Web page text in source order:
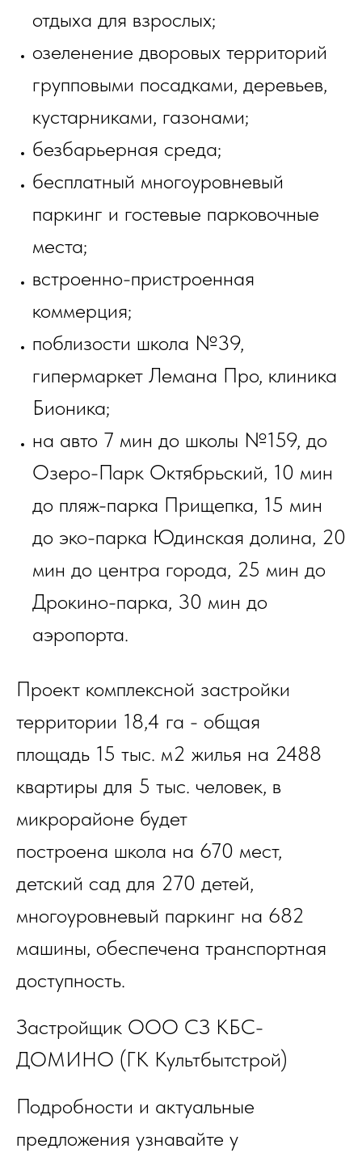
отдыха для взрослых;
озеленение дворовых территорий
групповыми посадками, деревьев,
кустарниками, газонами;
безбарьерная среда;
бесплатный многоуровневый
паркинг и гостевые парковочные
места;
встроенно-пристроенная
коммерция;
поблизости школа №39,
гипермаркет Лемана Про, клиника
Бионика;
на авто 7 мин до школы №159, до
Озеро-Парк Октябрьский, 10 мин
до пляж-парка Прищепка, 15 мин
до эко-парка Юдинская долина, 20
мин до центра города, 25 мин до
Дрокино-парка, 30 мин до
аэропорта.
Проект комплексной застройки
территории 18,4 га - общая
площадь 15 тыс. м2 жилья на 2488
квартиры для 5 тыс. человек, в
микрорайоне будет
построена школа на 670 мест,
детский сад для 270 детей,
многоуровневый паркинг на 682
машины, обеспечена транспортная
доступность.
Застройщик ООО СЗ КБС-
ДОМИНО (ГК Культбытстрой)
Подробности и актуальные
предложения узнавайте у